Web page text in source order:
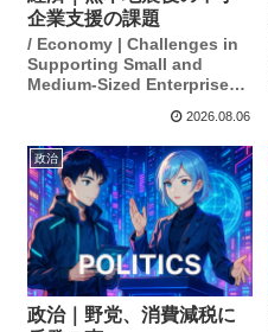
企業支援の課題
/ Economy | Challenges in
Supporting Small and
Medium-Sized Enterprises
2026.08.06
政治
政治｜野党、消費減税に